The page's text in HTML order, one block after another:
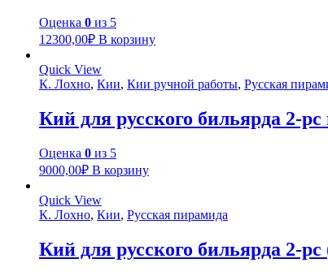
Оценка 0 из 5
12300,00₽ В корзину
Quick View
К. Лохно, Кии, Кии ручной работы, Русская
Кий для русского бильярда 2-
Оценка 0 из 5
9000,00₽ В корзину
Quick View
К. Лохно, Кии, Русская пирамида
Кий для русского бильярда 2-